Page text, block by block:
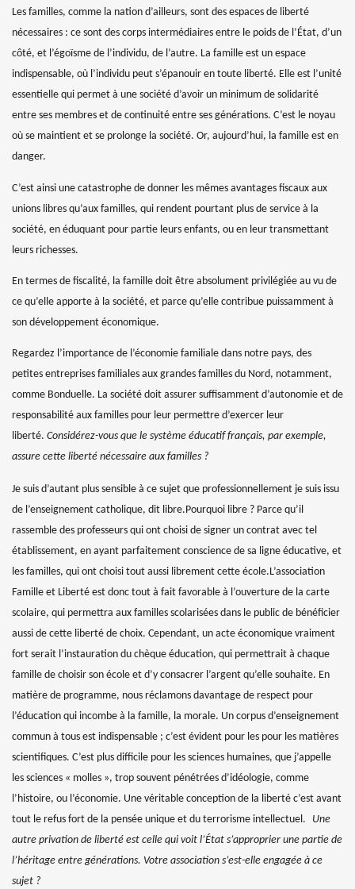
Les familles, comme la nation d’ailleurs, sont des espaces de liberté
nécessaires : ce sont des corps intermédiaires entre le poids de l’État, d’un
côté, et l’égoïsme de l’individu, de l’autre. La famille est un espace
indispensable, où l’individu peut s’épanouir en toute liberté. Elle est l’unité
essentielle qui permet à une société d’avoir un minimum de solidarité
entre ses membres et de continuité entre ses générations. C’est le noyau
où se maintient et se prolonge la société. Or, aujourd’hui, la famille est en
danger.
C’est ainsi une catastrophe de donner les mêmes avantages fiscaux aux
unions libres qu’aux familles, qui rendent pourtant plus de service à la
société, en éduquant pour partie leurs enfants, ou en leur transmettant
leurs richesses.
En termes de fiscalité, la famille doit être absolument privilégiée au vu de
ce qu’elle apporte à la société, et parce qu’elle contribue puissamment à
son développement économique.
Regardez l’importance de l’économie familiale dans notre pays, des
petites entreprises familiales aux grandes familles du Nord, notamment,
comme Bonduelle. La société doit assurer suffisamment d’autonomie et de
responsabilité aux familles pour leur permettre d’exercer leur
liberté. Considérez-vous que le système éducatif français, par exemple,
assure cette liberté nécessaire aux familles ?
Je suis d’autant plus sensible à ce sujet que professionnellement je suis issu
de l’enseignement catholique, dit libre.Pourquoi libre ? Parce qu’il
rassemble des professeurs qui ont choisi de signer un contrat avec tel
établissement, en ayant parfaitement conscience de sa ligne éducative, et
les familles, qui ont choisi tout aussi librement cette école.L’association
Famille et Liberté est donc tout à fait favorable à l’ouverture de la carte
scolaire, qui permettra aux familles scolarisées dans le public de bénéficier
aussi de cette liberté de choix. Cependant, un acte économique vraiment
fort serait l’instauration du chèque éducation, qui permettrait à chaque
famille de choisir son école et d’y consacrer l’argent qu’elle souhaite. En
matière de programme, nous réclamons davantage de respect pour
l’éducation qui incombe à la famille, la morale. Un corpus d’enseignement
commun à tous est indispensable ; c’est évident pour les pour les matières
scientifiques. C’est plus difficile pour les sciences humaines, que j’appelle
les sciences « molles », trop souvent pénétrées d’idéologie, comme
l’histoire, ou l’économie. Une véritable conception de la liberté c’est avant
tout le refus fort de la pensée unique et du terrorisme intellectuel.
Une
autre privation de liberté est celle qui voit l’État s’approprier une partie de
l’héritage entre générations. Votre association s’est-elle engagée à ce
sujet ?